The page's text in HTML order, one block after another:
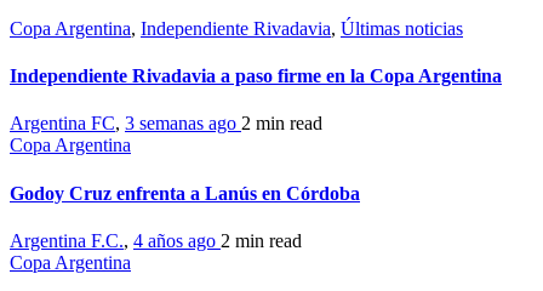
Copa Argentina, Independiente Rivadavia, Últimas noticias
Independiente Rivadavia a paso firme en la Copa Argentina
Argentina FC, 3 semanas ago 2 min read
Copa Argentina
Godoy Cruz enfrenta a Lanús en Córdoba
Argentina F.C., 4 años ago 2 min read
Copa Argentina